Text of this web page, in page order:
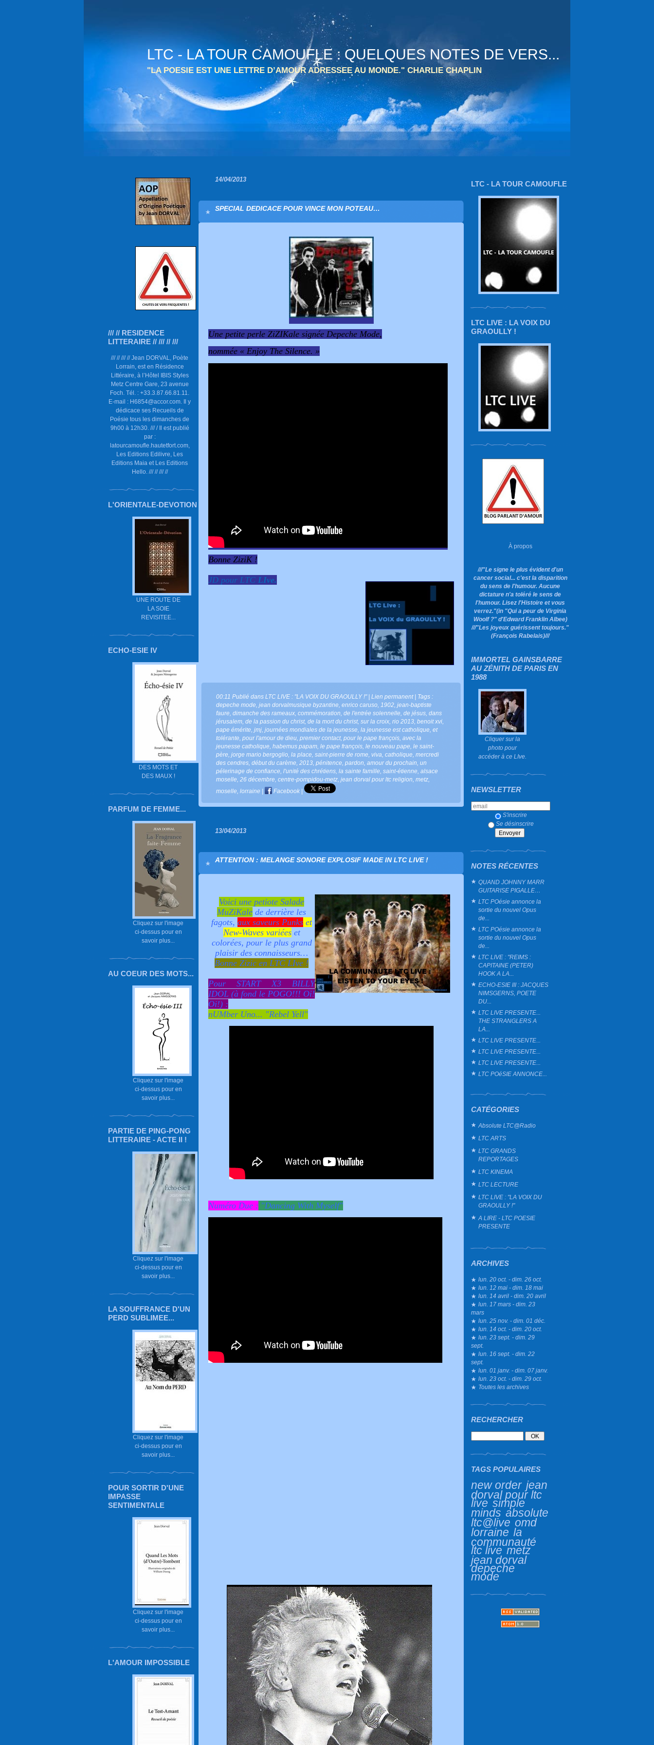
LTC - LA TOUR CAMOUFLE : QUELQUES NOTES DE VERS...
"LA POESIE EST UNE LETTRE D’AMOUR ADRESSEE AU MONDE." CHARLIE CHAPLIN
/// // RESIDENCE
LITTERAIRE // /// // ///
/// // /// // Jean DORVAL, Poète
Lorrain, est en Résidence
Littéraire, à l’Hôtel IBIS Styles
Metz Centre Gare, 23 avenue
Foch. Tél. : +33.3.87.66.81.11.
E-mail : H6854@accor.com. Il y
dédicace ses Recueils de
Poésie tous les dimanches de
9h00 à 12h30. /// / Il est publié
par :
latourcamoufle.hautetfort.com,
Les Editions Edilivre, Les
Editions Maia et Les Editions
Hello. /// // /// //
L'ORIENTALE-DEVOTION
UNE ROUTE DE
LA SOIE
REVISITEE...
ECHO-ESIE IV
DES MOTS ET
DES MAUX !
PARFUM DE FEMME...
Cliquez sur l'image
ci-dessus pour en
savoir plus...
AU COEUR DES MOTS...
Cliquez sur l'image
ci-dessus pour en
savoir plus...
PARTIE DE PING-PONG
LITTERAIRE - ACTE II !
Cliquez sur l'image
ci-dessus pour en
savoir plus...
LA SOUFFRANCE D'UN
PERD SUBLIMEE...
Cliquez sur l'image
ci-dessus pour en
savoir plus...
POUR SORTIR D'UNE
IMPASSE
SENTIMENTALE
Cliquez sur l'image
ci-dessus pour en
savoir plus...
L'AMOUR IMPOSSIBLE
LTC - LA TOUR CAMOUFLE
LTC LIVE : LA VOIX DU
GRAOULLY !
À propos
///"Le signe le plus évident d'un
cancer social... c'est la disparition
du sens de l'humour. Aucune
dictature n'a toléré le sens de
l'humour. Lisez l'Histoire et vous
verrez."(in "Qui a peur de Virginia
Woolf ?"d'Edward Franklin Albee)
///"Les joyeux guérissent toujours."
(François Rabelais)///
IMMORTEL GAINSBARRE
AU ZÉNITH DE PARIS EN
1988
Cliquer sur la
photo pour
accéder à ce LIve.
NEWSLETTER
S'inscrire
Se désinscrire
NOTES RÉCENTES
QUAND JOHNNY MARR
GUITARISE PIGALLE…
LTC POésie annonce la
sortie du nouvel Opus
de...
LTC POésie annonce la
sortie du nouvel Opus
de...
LTC LIVE : "REIMS :
CAPITAINE (PETER)
HOOK A LA...
ECHO-ESIE III : JACQUES
NIMSGERNS, POETE
DU...
LTC LIVE PRESENTE...
THE STRANGLERS A
LA...
LTC LIVE PRESENTE...
LTC LIVE PRESENTE...
LTC LIVE PRESENTE...
LTC POéSIE ANNONCE...
CATÉGORIES
Absolute LTC@Radio
LTC ARTS
LTC GRANDS
REPORTAGES
LTC KINEMA
LTC LECTURE
LTC LIVE : "LA VOIX DU
GRAOULLY !"
A LIRE - LTC POESIE
PRESENTE
ARCHIVES
lun. 20 oct. - dim. 26 oct.
lun. 12 mai - dim. 18 mai
lun. 14 avril - dim. 20 avril
lun. 17 mars - dim. 23
mars
lun. 25 nov. - dim. 01 déc.
lun. 14 oct. - dim. 20 oct.
lun. 23 sept. - dim. 29
sept.
lun. 16 sept. - dim. 22
sept.
lun. 01 janv. - dim. 07 janv.
lun. 23 oct. - dim. 29 oct.
Toutes les archives
RECHERCHER
TAGS POPULAIRES
new order jean
dorval pour ltc
live simple
minds absolute
ltc@live omd
lorraine la
communauté
ltc live metz
jean dorval
depeche
mode
14/04/2013
SPECIAL DEDICACE POUR VINCE MON POTEAU…
Une petite perle ZiZIKale signée Depeche Mode,
nommée « Enjoy The Silence. »
Bonne ZiziK !
JD pour LTC LIve.
00:11 Publié dans LTC LIVE : "LA VOIX DU GRAOULLY !"| Lien permanent| Tags :
depeche mode jean dorvalmusique byzantine enrico caruso 1902 jean-baptiste
faure dimanche des rameaux commémoration de l'entrée solennelle de jésus dans
jérusalem de la passion du christ, de la mort du christ, sur la croix rio 2013 benoit xvi
pape émérite jmj journées mondiales de la jeunesse la jeunesse est catholique et
tolérante pour l'amour de dieu premier contact, pour le pape françois avec la
jeunesse catholique habemus papam le pape françois le nouveau pape le saint-
père jorge mario bergoglio la place saint-pierre de rome viva catholique mercredi
des cendres début du carème 2013 pénitence pardon amour du prochain un
pélerinage de confiance l'unité des chrétiens la sainte famille saint-étienne alsace
moselle 26 décembre centre-pompidou-metz jean dorval pour ltc religion metz
moselle lorraine Facebook
13/04/2013
ATTENTION : MELANGE SONORE EXPLOSIF MADE IN LTC LIVE !
Voici une petiote Salade
MuZiKale de derrière les
fagots, aux saveurs Punks et
New-Waves variéeset
colorées, pour le plus grand
plaisir des connaisseurs…
Bonne Zizic en LTC LIve !
Pour START X3 BILLY
IDOL (à fond le POGO!!! Oi!
Oi!) :
nUMber Uno... "Rebel Yell"
Numéro Due : "Dancing With Myself"